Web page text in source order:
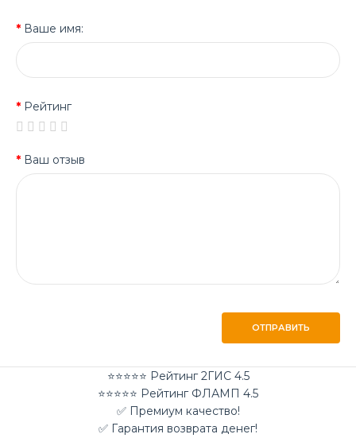
Ваше имя:
Рейтинг
Ваш отзыв
ОТПРАВИТЬ
⭐⭐⭐⭐⭐ Рейтинг 2ГИС 4.5
⭐⭐⭐⭐⭐ Рейтинг ФЛАМП 4.5
✅ Премиум качество!
✅ Гарантия возврата денег!